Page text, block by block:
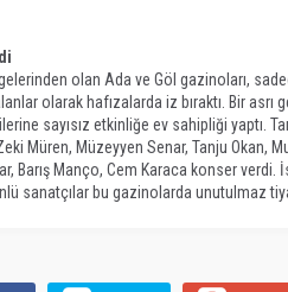
olan Ada ve Göl gazinoları,
olarak hafızalarda iz bıraktı. Bir asrı
sayısız etkinliğe ev sahipliği yaptı.
Müren, Müzeyyen Senar, Tanju Okan,
Barış Manço, Cem Karaca konser verdi.
sanatçılar bu gazinolarda unutulmaz